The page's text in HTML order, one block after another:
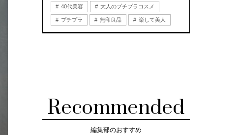
40代美容 大人のプチプラコスメ
プチプラ 無印良品 楽して美人
Recommended
編集部のおすすめ